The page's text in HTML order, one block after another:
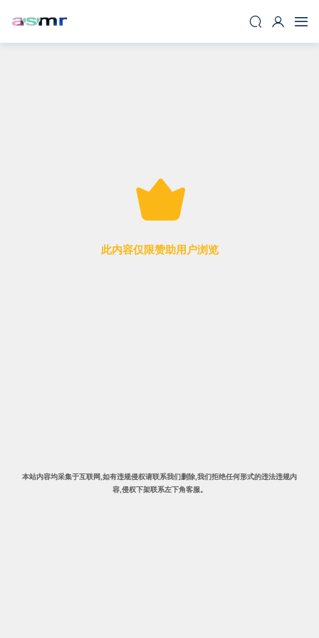
此内容仅限赞助用户浏览
本站内容均采集于互联网, 如有违规侵权请联系我们删除 ,我们拒绝任何形式的违法违规内
容,侵权下架联系左下角客服。